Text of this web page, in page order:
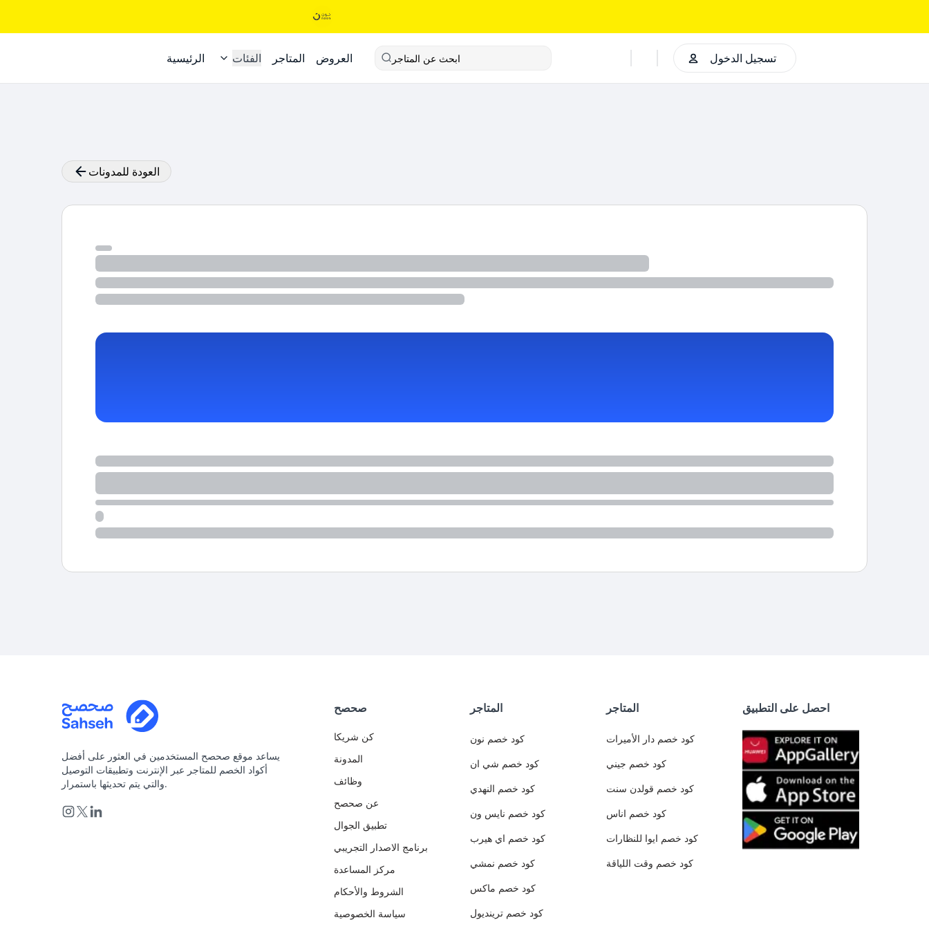
الرئيسية الفئات المتاجر العروض ابحث عن المتاجر تسجيل الدخول
العودة للمدونات
يساعد موقع صحصح المستخدمين في العثور على أفضل
أكواد الخصم للمتاجر عبر الإنترنت وتطبيقات التوصيل
والتي يتم تحديثها باستمرار.
صحصح
كن شريكا
المدونة
وظائف
عن صحصح
تطبيق الجوال
برنامج الاصدار التجريبي
مركز المساعدة
الشروط والأحكام
سياسة الخصوصية
المتاجر
كود خصم نون
كود خصم شي ان
كود خصم النهدي
كود خصم نايس ون
كود خصم اي هيرب
كود خصم نمشي
كود خصم ماكس
كود خصم ترينديول
المتاجر
كود خصم دار الأميرات
كود خصم جيني
كود خصم قولدن سنت
كود خصم اناس
كود خصم ايوا للنظارات
كود خصم وقت اللياقة
احصل على التطبيق